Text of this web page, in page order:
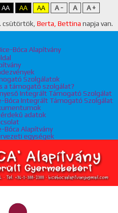
AA AA AA A - A A +
csütörtök, Berta, Bettina napja van.
Szolgálatok
a támogató szolgálat?
Integrált Támogató Szolgálat
Bóca Integrált Támogató Szolgálat
adatok
Bóca Alapítvány
egységek